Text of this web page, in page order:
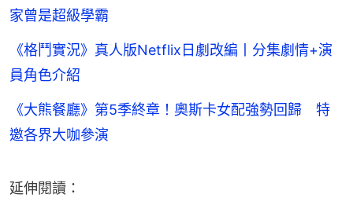
家曾是超級學霸
《格鬥實況》真人版Netflix日劇改編丨分集劇情+演
員角色介紹
《大熊餐廳》第5季終章！奧斯卡女配強勢回歸 特
邀各界大咖參演
延伸閱讀：